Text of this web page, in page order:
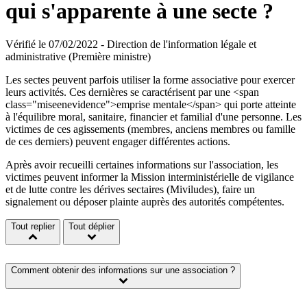
qui s'apparente à une secte ?
Vérifié le 07/02/2022 - Direction de l'information légale et
administrative (Première ministre)
Les sectes peuvent parfois utiliser la forme associative pour exercer
leurs activités. Ces dernières se caractérisent par une <span
class="miseenevidence">emprise mentale</span> qui porte atteinte
à l'équilibre moral, sanitaire, financier et familial d'une personne. Les
victimes de ces agissements (membres, anciens membres ou famille
de ces derniers) peuvent engager différentes actions.
Après avoir recueilli certaines informations sur l'association, les
victimes peuvent informer la Mission interministérielle de vigilance
et de lutte contre les dérives sectaires (Miviludes), faire un
signalement ou déposer plainte auprès des autorités compétentes.
Tout replier Tout déplier
Comment obtenir des informations sur une association ?